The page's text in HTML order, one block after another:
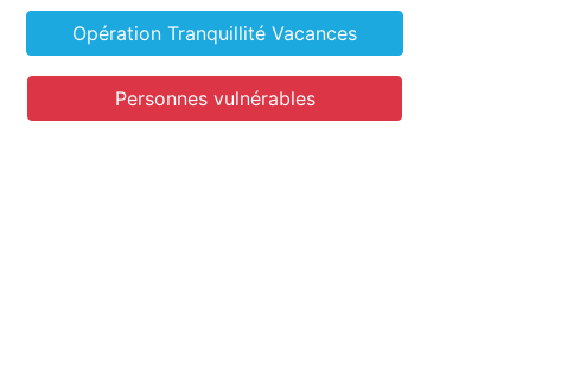
Opération Tranquillité Vacances
Personnes vulnérables